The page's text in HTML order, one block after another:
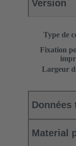
Version
Type de
Fixation
Largeur
Données
Material